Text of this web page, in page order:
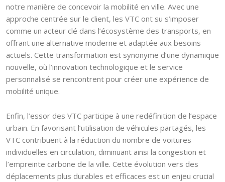
notre manière de concevoir la mobilité en ville. Avec une
approche centrée sur le client, les VTC ont su s’imposer
comme un acteur clé dans l’écosystème des transports, en
offrant une alternative moderne et adaptée aux besoins
actuels. Cette transformation est synonyme d’une dynamique
nouvelle, où l’innovation technologique et le service
personnalisé se rencontrent pour créer une expérience de
mobilité unique.
Enfin, l’essor des VTC participe à une redéfinition de l’espace
urbain. En favorisant l’utilisation de véhicules partagés, les
VTC contribuent à la réduction du nombre de voitures
individuelles en circulation, diminuant ainsi la congestion et
l’empreinte carbone de la ville. Cette évolution vers des
déplacements plus durables et efficaces est un enjeu crucial